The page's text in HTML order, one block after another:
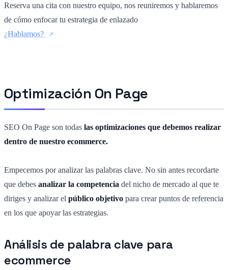
Reserva una cita con nuestro equipo, nos reuniremos y hablaremos
de cómo enfocar tu estrategia de enlazado
¿Hablamos?
Optimización On Page
SEO On Page son todas las optimizaciones que debemos realizar
dentro de nuestro ecommerce.
Empecemos por analizar las palabras clave. No sin antes recordarte
que debes analizar la competencia del nicho de mercado al que te
diriges y analizar el público objetivo para crear puntos de referencia
en los que apoyar las estrategias.
Análisis de palabra clave para
ecommerce